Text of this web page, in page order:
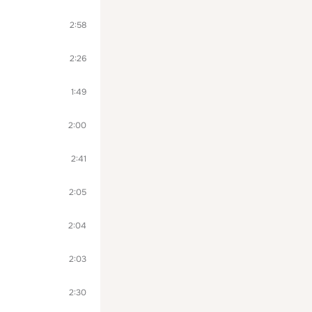
2:58
2:26
1:49
2:00
2:41
2:05
2:04
2:03
2:30